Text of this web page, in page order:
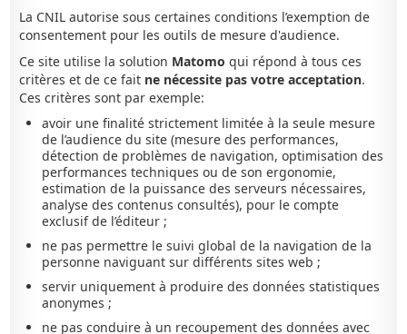
La CNIL autorise sous certaines conditions l’exemption de
consentement pour les outils de mesure d'audience.
Ce site utilise la solution Matomo qui répond à tous ces
critères et de ce fait ne nécessite pas votre acceptation.
Ces critères sont par exemple:
avoir une finalité strictement limitée à la seule mesure
de l’audience du site (mesure des performances,
détection de problèmes de navigation, optimisation des
performances techniques ou de son ergonomie,
estimation de la puissance des serveurs nécessaires,
analyse des contenus consultés), pour le compte
exclusif de l’éditeur ;
ne pas permettre le suivi global de la navigation de la
personne naviguant sur différents sites web ;
servir uniquement à produire des données statistiques
anonymes ;
ne pas conduire à un recoupement des données avec